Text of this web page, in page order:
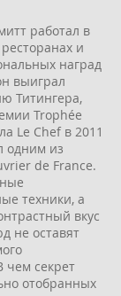
работал в
и
наград
выиграл
Титингера,
Trophée
Le Chef в 2011
одним из
de France.
техники, а
вкус
не оставят
чем секрет
отобранных